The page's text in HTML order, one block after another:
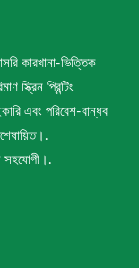
কারখানা-ভিত্তিক
স্ক্রিন প্রিন্টিং
এবং পরিবেশ-বান্ধব
সহযোগী।.